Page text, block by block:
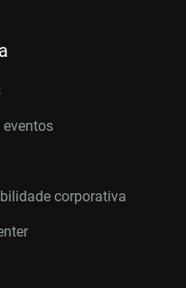
corporativa